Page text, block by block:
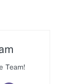
Team!